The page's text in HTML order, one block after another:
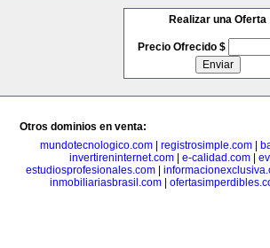
Realizar una Oferta
Precio Ofrecido $
Otros dominios en venta:
mundotecnologico.com| registrosimple.com|
invertireninternet.com| e-calidad.com|
estudiosprofesionales.com|
inmobiliariasbrasil.com